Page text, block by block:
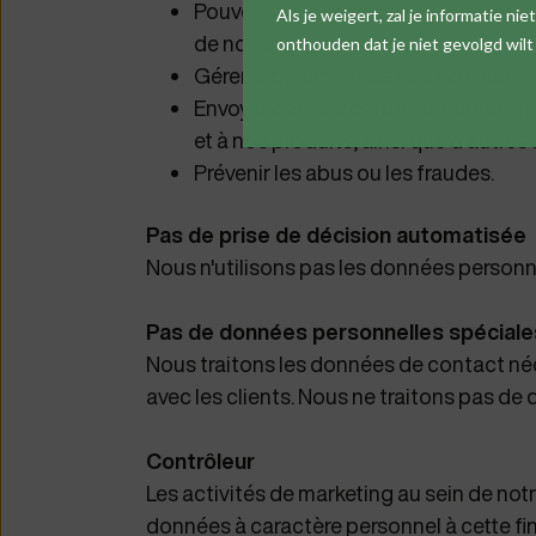
Als je weigert, zal je informatie
onthouden dat je niet gevolgd
Pouvoir vous appeler ou vous
de nos services ;
Gérer le paiement de nos services ;
Envoyer des lettres (d'information)
et à nos produits, ainsi que
Prévenir les abus ou les fraudes.
Pas de prise de décision automatisée
Nous n'utilisons pas les données
Pas de données personnelles
Nous traitons les données de contact
avec les clients. Nous ne traitons pas
Contrôleur
Les activités de marketing au sein de
données à caractère personnel à cette